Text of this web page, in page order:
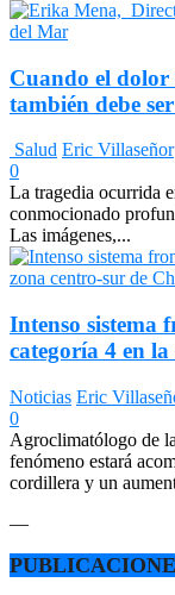
Cuando el dolor
también debe
Salud Eric Villaseñor
0
La tragedia ocurrida
conmocionado
Las imágenes,...
Intenso sistema
categoría 4 en
Noticias Eric
0
Agroclimatólogo de
fenómeno estará
cordillera y un
—